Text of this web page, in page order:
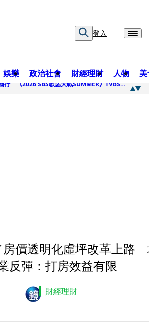
登入
娛樂 政治社會 財經理財 人物 美
邊看偶像邊拚韓國行 《2026 SBS歌謠大戰SUMMER》TVBS直播祭追星福利
房價透明化虛坪改革上路
反彈：打房效益有限
財經理財